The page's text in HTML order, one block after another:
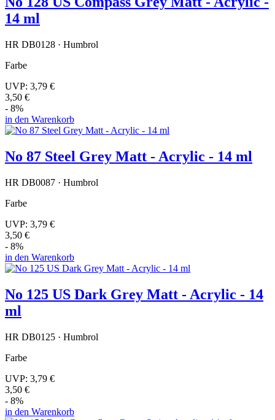
14 ml
HR DB0128 · Humbrol
Farbe
UVP: 3,79 €
3,50 €
- 8%
in den Warenkorb
No 87 Steel Grey Matt - Acrylic - 14 ml
HR DB0087 · Humbrol
Farbe
UVP: 3,79 €
3,50 €
- 8%
in den Warenkorb
No 125 US Dark Grey Matt - Acrylic - 14
ml
HR DB0125 · Humbrol
Farbe
UVP: 3,79 €
3,50 €
- 8%
in den Warenkorb